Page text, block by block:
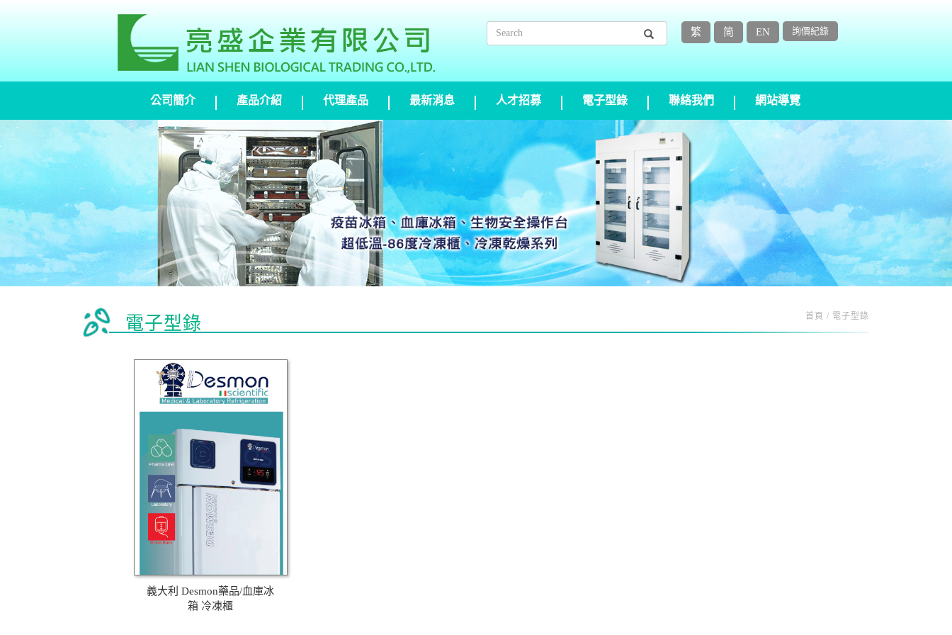
繁 简 EN 詢價紀錄
公司簡介 產品介紹 代理產品 最新消息 人才招募 電子型錄 聯絡我們 網站導覽
電子型錄 首頁 / 電子型錄
義大利 Desmon藥品/血庫冰
箱 冷凍櫃